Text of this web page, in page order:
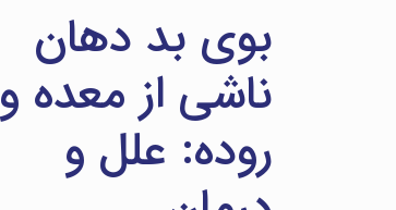
بوی بد دهان
ناشی از معده و
روده: علل و